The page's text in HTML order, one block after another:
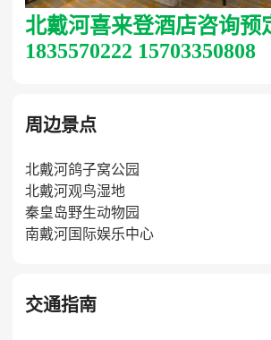
北戴河喜来登酒店咨询预
1835570222 15703350808
周边景点
北戴河鸽子窝公园
北戴河观鸟湿地
秦皇岛野生动物园
南戴河国际娱乐中心
交通指南